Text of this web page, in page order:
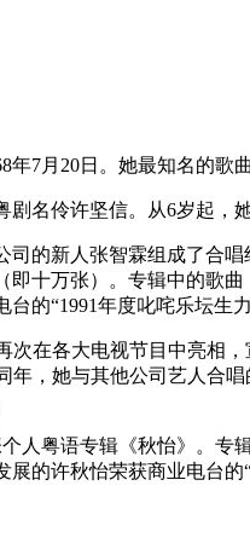
年7月20日。她最知名的歌
名伶许坚信。从6岁起，
司的新人张智霖组成了合
十万张）。专辑中的歌
的“1991年度叱咤乐坛生力
在各大电视节目中亮相
，她与其他公司艺人合
人粤语专辑《秋怡》。
的许秋怡荣获商业电台的